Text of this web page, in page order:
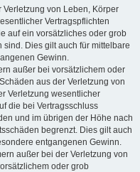
Verletzung von Leben, Körper
Vertragspflichten
auf ein vorsätzliches oder grob
Dies gilt auch für mittelbare
Gewinn.
außer bei vorsätzlichem oder
aus der Verletzung von
Verletzung wesentlicher
die bei Vertragsschluss
und im übrigen der Höhe nach
begrenzt. Dies gilt auch
entgangenen Gewinn.
außer bei der Verletzung von
oder grob